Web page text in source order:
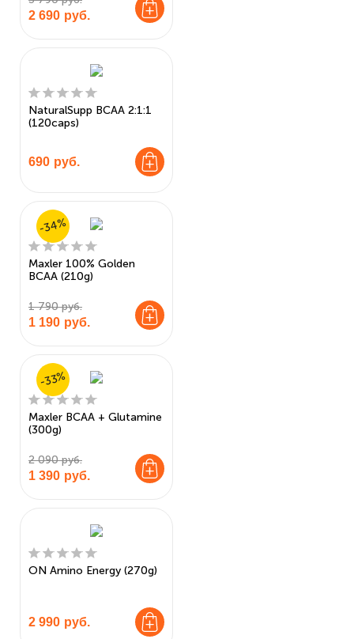
2 690 руб.
NaturalSupp BCAA 2:1:1
(120caps)
690 руб.
Maxler 100% Golden
BCAA (210g)
1 790 руб.
1 190 руб.
-34%
Maxler BCAA + Glutamine
(300g)
2 090 руб.
1 390 руб.
-33%
ON Amino Energy (270g)
2 990 руб.